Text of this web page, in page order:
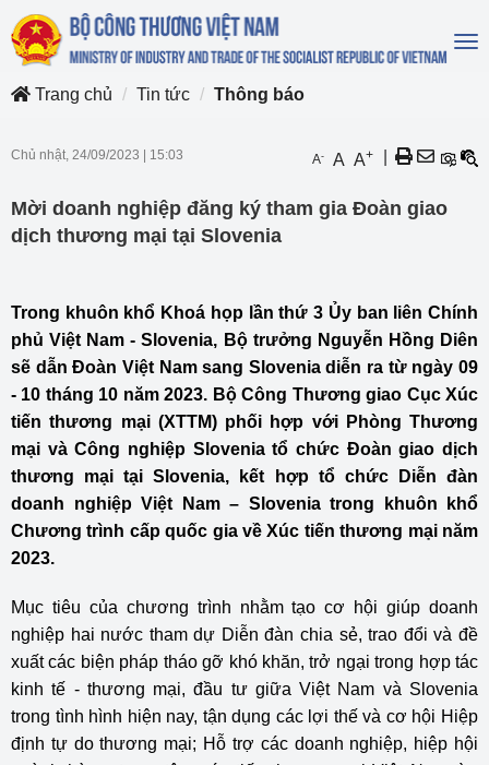
Trang chủ
Tin tức Thông báo
Chủ nhật, 24/09/2023 15:03 A- A A+
Mời doanh nghiệp đăng ký tham gia Đoàn giao
dịch thương mại tại Slovenia
Trong khuôn khổ Khoá họp lần thứ 3 Ủy ban liên Chính
phủ Việt Nam - Slovenia, Bộ trưởng Nguyễn Hồng Diên
sẽ dẫn Đoàn Việt Nam sang Slovenia diễn ra từ ngày 09
- 10 tháng 10 năm 2023. Bộ Công Thương giao Cục Xúc
tiến thương mại (XTTM) phối hợp với Phòng Thương
mại và Công nghiệp Slovenia tổ chức Đoàn giao dịch
thương mại tại Slovenia, kết hợp tổ chức Diễn đàn
doanh nghiệp Việt Nam – Slovenia trong khuôn khổ
Chương trình cấp quốc gia về Xúc tiến thương mại năm
2023.
Mục tiêu của chương trình nhằm tạo cơ hội giúp doanh
nghiệp hai nước tham dự Diễn đàn chia sẻ, trao đổi và đề
xuất các biện pháp tháo gỡ khó khăn, trở ngại trong hợp tác
kinh tế - thương mại, đầu tư giữa Việt Nam và Slovenia
trong tình hình hiện nay, tận dụng các lợi thế và cơ hội Hiệp
định tự do thương mại; Hỗ trợ các doanh nghiệp, hiệp hội